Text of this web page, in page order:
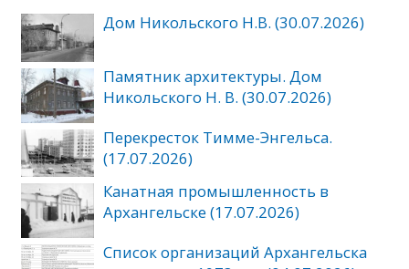
Дом Никольского Н.В. (30.07.2026)
Памятник архитектуры. Дом
Никольского Н. В. (30.07.2026)
Перекресток Тимме-Энгельса.
(17.07.2026)
Канатная промышленность в
Архангельске (17.07.2026)
Список организаций Архангельска